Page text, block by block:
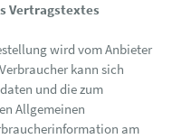
Vertragstextes
wird vom Anbieter
kann sich
und die zum
Allgemeinen
am